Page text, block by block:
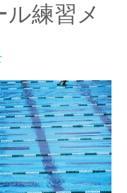
練習メ